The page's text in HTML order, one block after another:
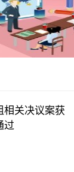
相关决议案获
过